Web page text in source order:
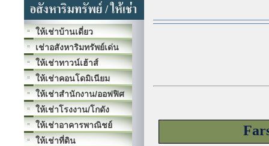
ให้เช่าบ้านเดี่ยว
เช่าอสังหาริมทรัพย์เด่น
ให้เช่าทาวน์เฮ้าส์
ให้เช่าคอนโดมิเนียม
ให้เช่าสำนักงาน/ออฟฟิศ
ให้เช่าโรงงาน/โกดัง
ให้เช่าอาคารพาณิชย์
ให้เช่าที่ดิน